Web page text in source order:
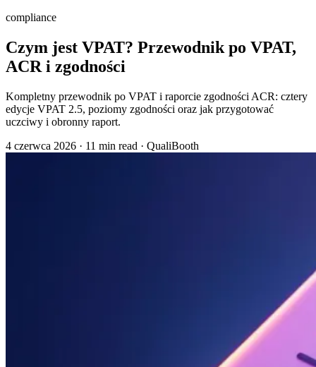
compliance
Czym jest VPAT? Przewodnik po VPAT,
ACR i zgodności
Kompletny przewodnik po VPAT i raporcie zgodności ACR: cztery
edycje VPAT 2.5, poziomy zgodności oraz jak przygotować
uczciwy i obronny raport.
4 czerwca 2026 · 11 min read · QualiBooth